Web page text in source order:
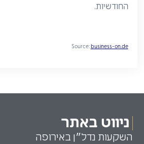
החודשיות.
Source:business-on.de
ניווט באתר
השקעות נדל״ן באירופה